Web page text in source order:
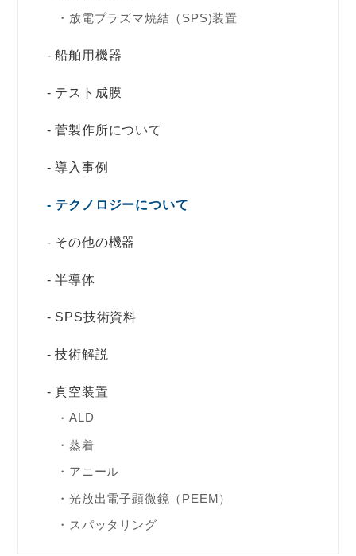
放電プラズマ焼結（SPS)装置
船舶用機器
テスト成膜
菅製作所について
導入事例
テクノロジーについて
その他の機器
半導体
SPS技術資料
技術解説
真空装置
ALD
蒸着
アニール
光放出電子顕微鏡（PEEM）
スパッタリング